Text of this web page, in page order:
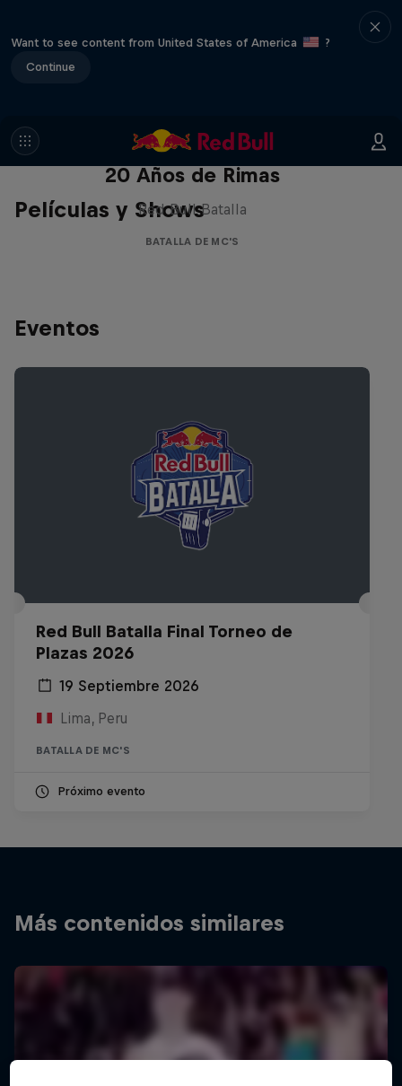
Want to see content from United States of America
?
Continue
Películas y Shows
Red Bull Batalla Nueva Historia:
20 Años de Rimas
Red Bull Batalla
BATALLA DE MC'S
Eventos
Red Bull Batalla Final Torneo de
Plazas 2026
19 Septiembre 2026
Lima, Peru
BATALLA DE MC'S
Próximo evento
Más contenidos similares